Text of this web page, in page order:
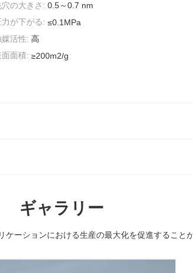
穴の大きさ: 0.5～0.7 nm
力が下がる: ≤0.1MPa
媒活性: 高
面面積: ≥200m2/g
ギャラリー
ケーションにおける生産の最大化を促進すること